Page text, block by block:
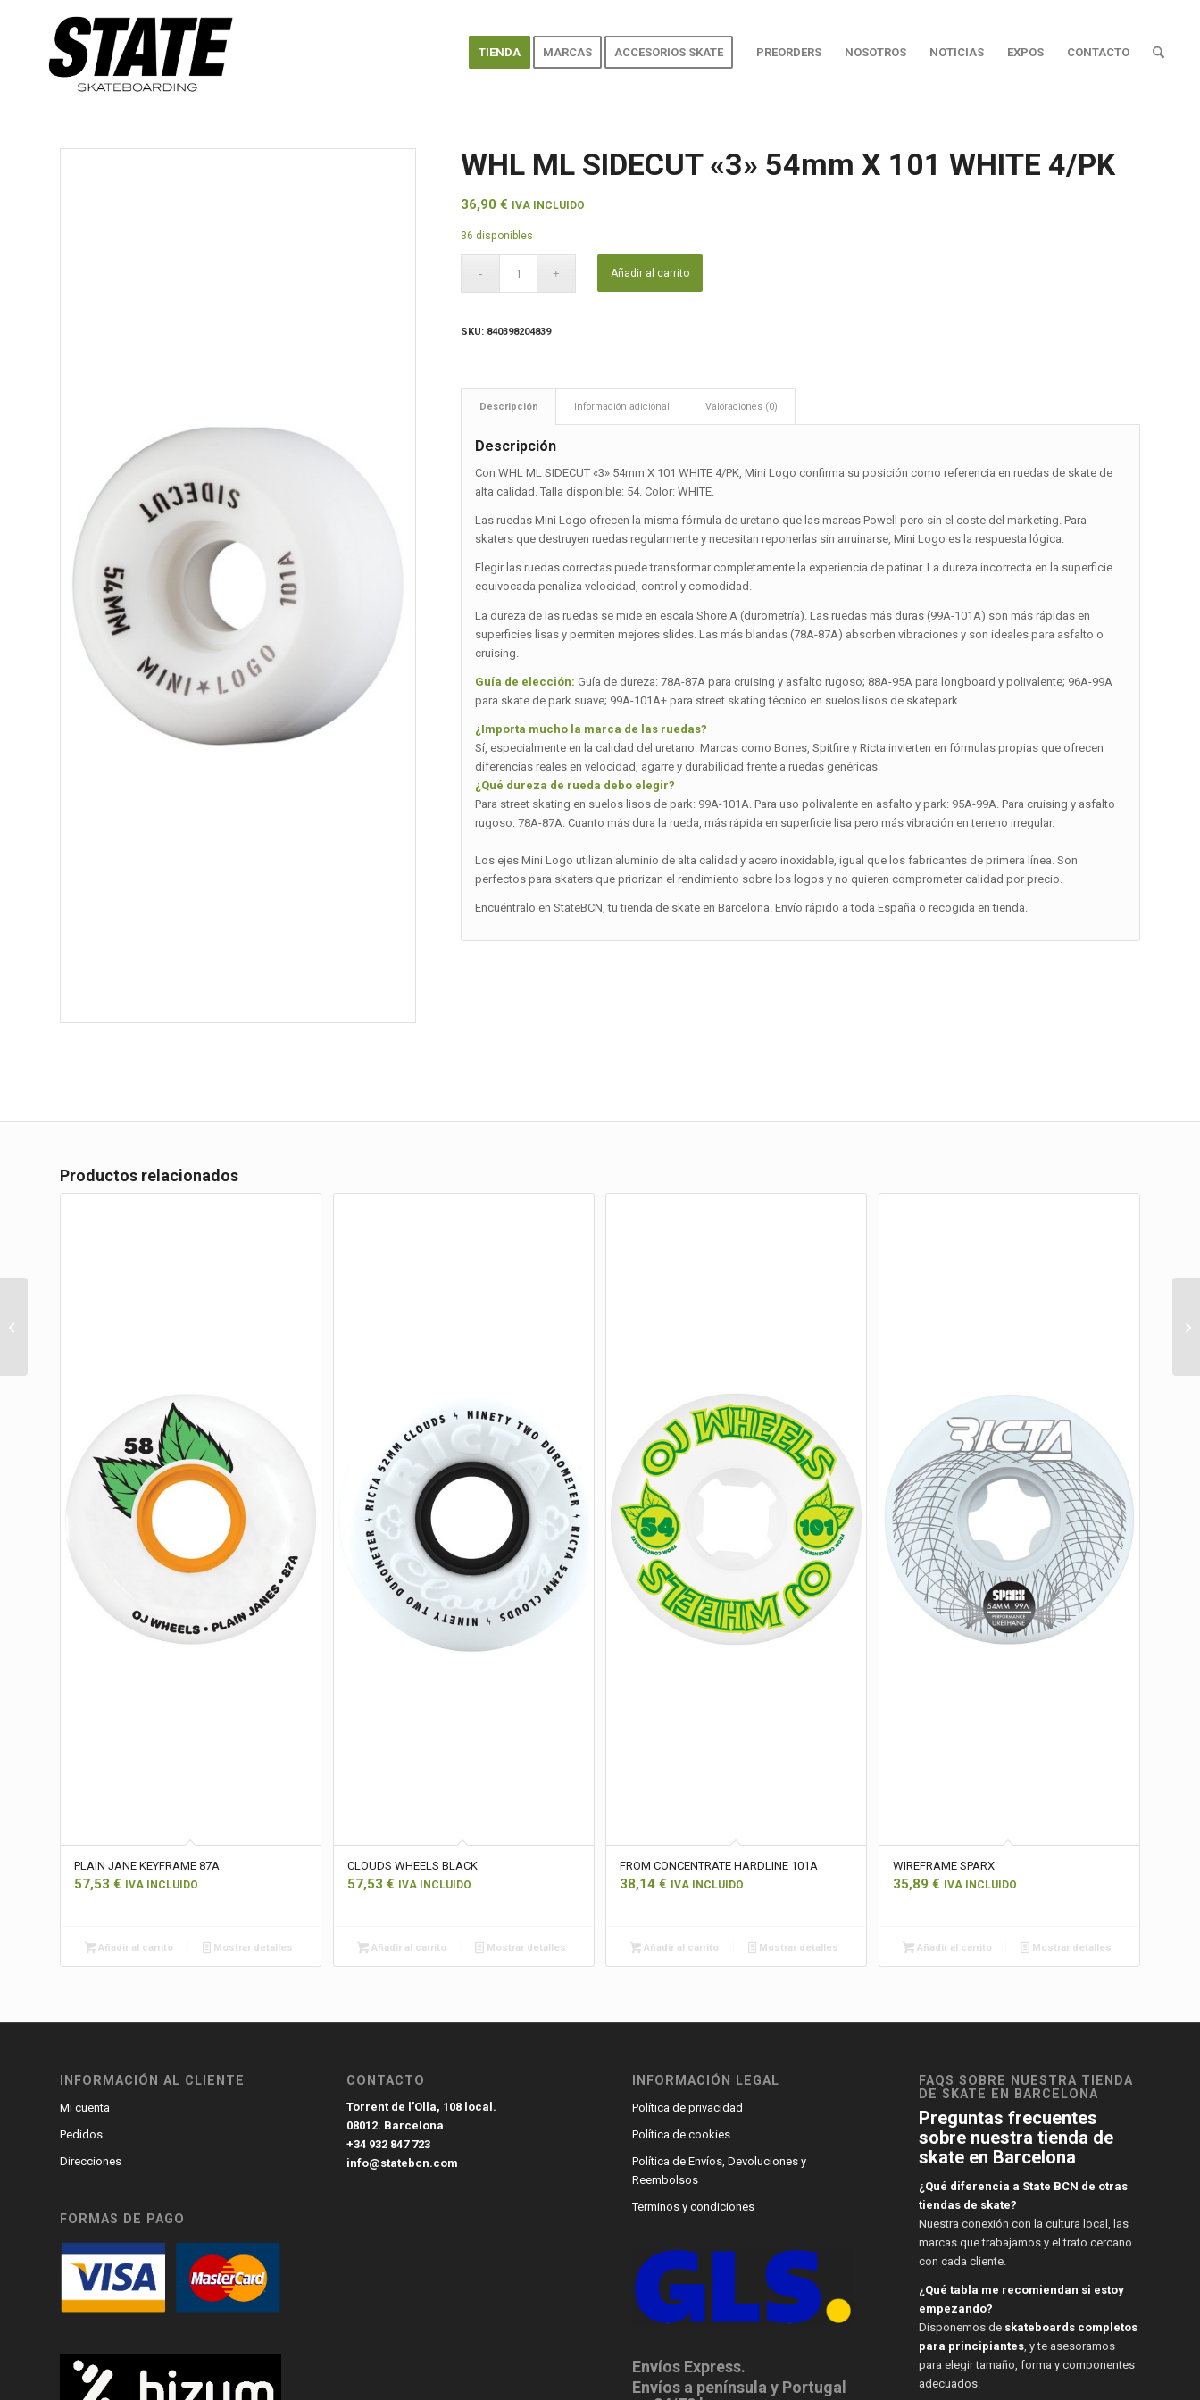
TIENDA MARCAS ACCESORIOS SKATE PREORDERS NOSOTROS NOTICIAS EXPOS CONTACTO
WHL ML SIDECUT «3» 54mm X 101 WHITE 4/PK
36,90€ IVA INCLUIDO
36 disponibles
Añadir al carrito
SKU: 840398204839
Descripción Información adicional Valoraciones (0)
Descripción
Con WHL ML SIDECUT «3» 54mm X 101 WHITE 4/PK, Mini Logo confirma su posición como referencia en ruedas de skate de
alta calidad. Talla disponible: 54. Color: WHITE.
Las ruedas Mini Logo ofrecen la misma fórmula de uretano que las marcas Powell pero sin el coste del marketing. Para
skaters que destruyen ruedas regularmente y necesitan reponerlas sin arruinarse, Mini Logo es la respuesta lógica.
Elegir las ruedas correctas puede transformar completamente la experiencia de patinar. La dureza incorrecta en la superficie
equivocada penaliza velocidad, control y comodidad.
La dureza de las ruedas se mide en escala Shore A (durometría). Las ruedas más duras (99A-101A) son más rápidas en
superficies lisas y permiten mejores slides. Las más blandas (78A-87A) absorben vibraciones y son ideales para asfalto o
cruising.
Guía de elección: Guía de dureza: 78A-87A para cruising y asfalto rugoso; 88A-95A para longboard y polivalente; 96A-99A
para skate de park suave; 99A-101A+ para street skating técnico en suelos lisos de skatepark.
¿Importa mucho la marca de las ruedas?
Sí, especialmente en la calidad del uretano. Marcas como Bones, Spitfire y Ricta invierten en fórmulas propias que ofrecen
diferencias reales en velocidad, agarre y durabilidad frente a ruedas genéricas.
¿Qué dureza de rueda debo elegir?
Para street skating en suelos lisos de park: 99A-101A. Para uso polivalente en asfalto y park: 95A-99A. Para cruising y asfalto
rugoso: 78A-87A. Cuanto más dura la rueda, más rápida en superficie lisa pero más vibración en terreno irregular.
Los ejes Mini Logo utilizan aluminio de alta calidad y acero inoxidable, igual que los fabricantes de primera línea. Son
perfectos para skaters que priorizan el rendimiento sobre los logos y no quieren comprometer calidad por precio.
Encuéntralo en StateBCN, tu tienda de skate en Barcelona. Envío rápido a toda España o recogida en tienda.
Productos relacionados
PLAIN JANE KEYFRAME 87A
57,53 € IVA INCLUIDO
Añadir al carrito Mostrar detalles
CLOUDS WHEELS BLACK
57,53 € IVA INCLUIDO
Añadir al carrito Mostrar detalles
FROM CONCENTRATE HARDLINE 101A
38,14€ IVA INCLUIDO
Añadir al carrito Mostrar detalles
WIREFRAME SPARX
35,89 € IVA INCLUIDO
Añadir al carrito Mostrar detalles
INFORMACIÓN AL CLIENTE
Mi cuenta
Pedidos
Direcciones
FORMAS DE PAGO
CONTACTO
Torrent de l’Olla, 108 local.
08012. Barcelona
+34 932 847 723
info@statebcn.com
INFORMACIÓN LEGAL
Política de privacidad
Política de cookies
Política de Envíos, Devoluciones y
Reembolsos
Terminos y condiciones
Envíos Express.
Envíos a península y Portugal
FAQS SOBRE NUESTRA TIENDA
DE SKATE EN BARCELONA
Preguntas frecuentes
sobre nuestra tienda de
skate en Barcelona
¿Qué diferencia a State BCN de otras
tiendas de skate?
Nuestra conexión con la cultura local, las
marcas que trabajamos y el trato cercano
con cada cliente.
¿Qué tabla me recomiendan si estoy
empezando?
Disponemos de skateboards completos
para principiantes, y te asesoramos
para elegir tamaño, forma y componentes
adecuados.